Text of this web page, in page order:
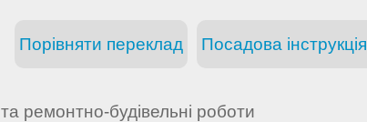
Посадова
Порівняти переклад
ремонтно-будівельні роботи